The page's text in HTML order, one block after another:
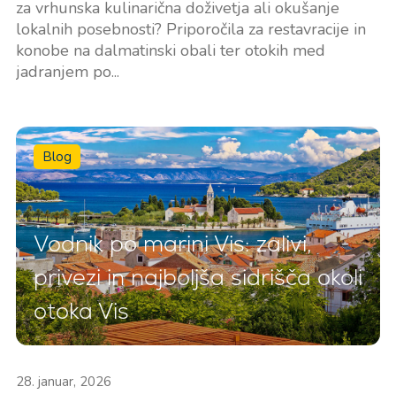
za vrhunska kulinarična doživetja ali okušanje
lokalnih posebnosti? Priporočila za restavracije in
konobe na dalmatinski obali ter otokih med
jadranjem po...
Blog
Vodnik po marini Vis: zalivi,
privezi in najboljša sidrišča okoli
otoka Vis
28. januar, 2026